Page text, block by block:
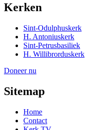
Kerken
Sint-Odulphuskerk
H. Antoniuskerk
Sint-Petrusbasiliek
H. Willibrorduskerk
Doneer nu
Sitemap
Home
Contact